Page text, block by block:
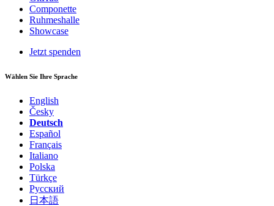
Componette
Ruhmeshalle
Showcase
Jetzt spenden
Wählen Sie Ihre Sprache
English
Česky
Deutsch
Español
Français
Italiano
Polska
Türkçe
Русский
日本語